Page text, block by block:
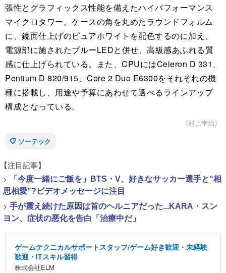
張性とグラフィックス性能を備えたハイパフォーマンス
マイクロタワー。ケースの角を丸めたラウンドフォルム
に、鏡面仕上げのピュアホワイトを配色するのに加え、
電源部に施されたブルーLEDと併せ、高級感あふれる質
感に仕上げられている。また、CPUにはCeleron D 331、
Pentium D 820/915、Core 2 Duo E6300をそれぞれの機
種に搭載し、用途や予算にあわせて選べるラインアップ
構成となっている。
《村上幸治》
ソーテック
【注目記事】
>
「今度一緒にご飯を」BTS・V、好きなサッカー選手と“相
思相愛”?ビデオメッセージに注目
> 手が震え続けた原因は首のヘルニアだった...KARA・スン
ヨン、症状の悪化を告白「治療中だ」
ゲームテクニカルサポートスタッフ/ゲーム好き歓迎・未経験
歓迎・ITスキル習得
株式会社ELM